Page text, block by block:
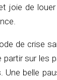
joie de
de crise
partir sur les
Une belle